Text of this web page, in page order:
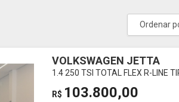
Ordenar
VOLKSWAGEN JETTA
1.4 250 TSI TOTAL FLEX R-LINE
R$ 103.800,00